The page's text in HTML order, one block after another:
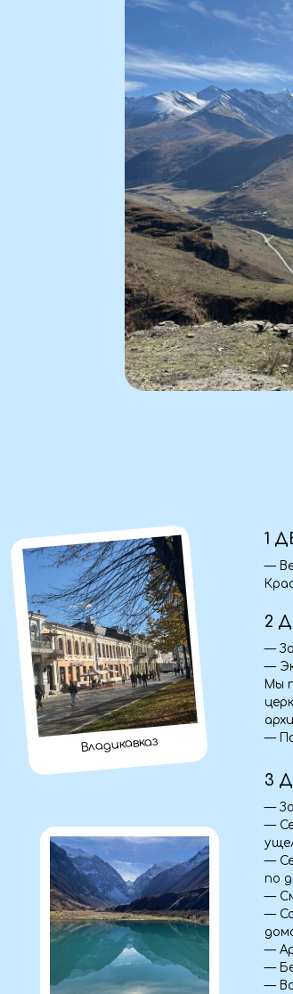
—
— Выезд
—
сходом
группы
4 ДЕНЬ
— Завтрак
—
ущелье,
—
по
— Самое
домами.
— Арт-
—
—
3 ДЕНЬ
—
Мы
—
Мидаграбинское
озеро
Владикавказ